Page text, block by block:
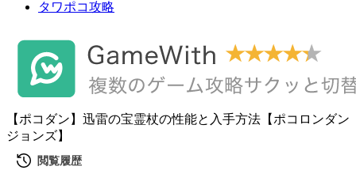
タワポコ攻略
【ポコダン】迅雷の宝霊杖の性能と入手方法【ポコロンダン
ジョンズ】